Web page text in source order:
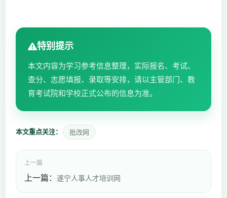
特别提示
本文内容为学习参考信息整理，实际报名、考试、
查分、志愿填报、录取等安排，请以主管部门、教
育考试院和学校正式公布的信息为准。
本文重点关注： 批改网
上一篇
上一篇： 遂宁人事人才培训网